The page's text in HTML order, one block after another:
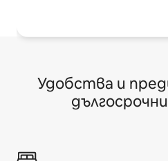
Удобства и